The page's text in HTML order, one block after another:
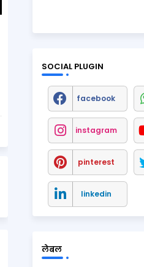
SOCIAL PLUGIN
facebook
instagram
pinterest
linkedin
लेबल